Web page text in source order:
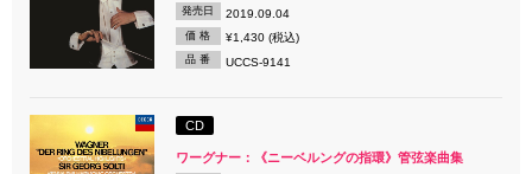
発売日 2019.09.04
価 格 ¥1,430 (税込)
品 番 UCCS-9141
CD
ワーグナー：《ニーベルングの指環》管弦楽曲集